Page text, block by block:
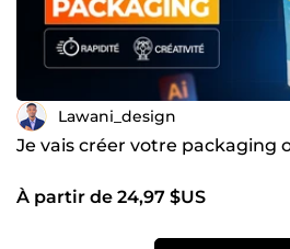
Lawani_design
Je vais créer votre packaging
À partir de 24,97 $US